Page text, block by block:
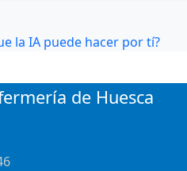
la IA puede hacer por tí?
de Huesca